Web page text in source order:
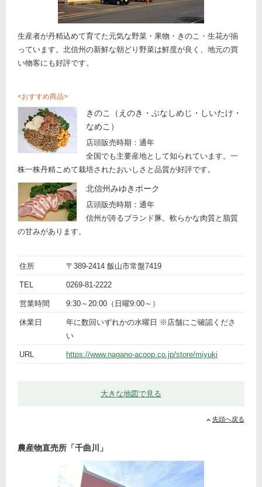
生産者が丹精込めて育てた元気な野菜・果物・きのこ・生花が揃
っています。北信州の新鮮な朝どり野菜は鮮度が良く、地元の買
い物客にも好評です。
おすすめ商品
きのこ（えのき・ぶなしめじ・しいたけ・
なめこ）
店頭販売時期：通年
全国でも主要産地として知られています。一
株一株丹精こめて栽培されたおいしさと品質が好評です。
北信州みゆきポーク
店頭販売時期：通年
信州が誇るブランド豚。軟らかな肉質と脂質
の甘みがあります。
ト
ッ
ク
細
名
みゆき
店」生
産者直
ナー
住所 〒389-2414 飯山市常盤7419
TEL 0269-81-2222
営業時間 9:30～20:00（日曜9:00～）
休業日
年に数回いずれかの水曜日 ※店舗にご確認くださ
い
URL https://www.nagano-acoop.co.jp/store/miyuki
大きな地図で見る
先頭へ戻る
農産物直売所「千曲川」